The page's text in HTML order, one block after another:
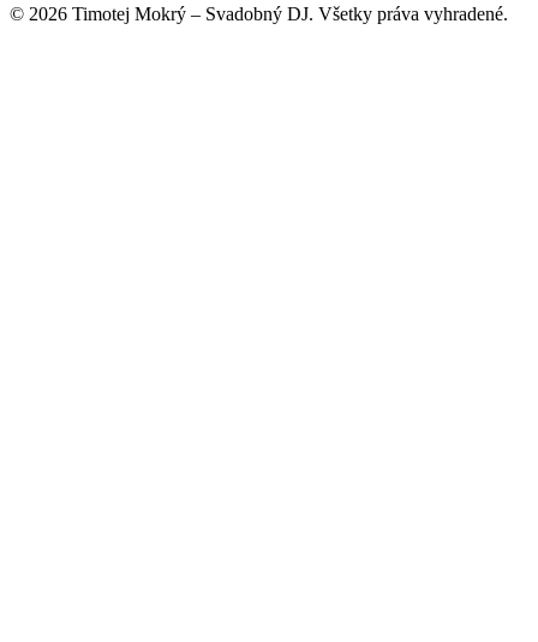
© 2026 Timotej Mokrý – Svadobný DJ. Všetky práva vyhradené.